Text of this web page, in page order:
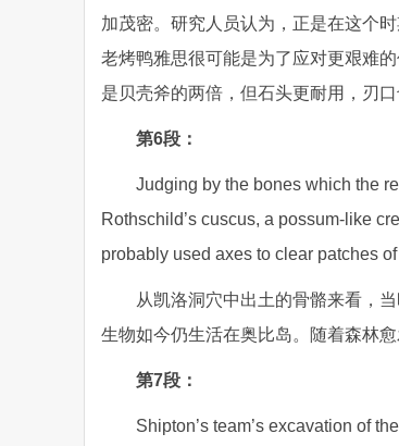
加茂密。研究人员认为，正是在这个
老烤鸭雅思很可能是为了应对更艰难
是贝壳斧的两倍，但石头更耐用，刃口
第6段：
Judging by the bones which the
Rothschild’s cuscus, a possum-like
probably used axes to clear patches
从凯洛洞穴中出土的骨骼来看，
生物如今仍生活在奥比岛。随着森林
第7段：
Shipton’s team’s excavation of